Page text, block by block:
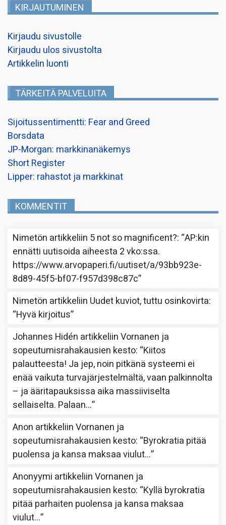
KIRJAUTUMINEN
Kirjaudu sivustolle
Kirjaudu ulos sivustolta
Artikkelin luonti
TÄRKEITÄ PALVELUITA
Sijoitussentimentti: Fear and Greed
Borsdata
JP-Morgan: markkinanäkemys
Short Register
Lipper: rahastot ja markkinat
KOMMENTIT
Nimetön artikkeliin 5 not so magnificent?: “AP:kin
ennätti uutisoida aiheesta 2 vko:ssa.
https://www.arvopaperi.fi/uutiset/a/93bb923e-
8d89-45f5-bf07-f957d398c87c”
Nimetön artikkeliin Uudet kuviot, tuttu osinkovirta:
“Hyvä kirjoitus”
Johannes Hidén artikkeliinVornanen ja
sopeutumisrahakausien kesto: “Kiitos
palautteesta! Ja jep, noin pitkänä systeemi ei
enää vaikuta turvajärjestelmältä, vaan palkinnolta
– ja ääritapauksissa aika massiiviselta
sellaiselta. Palaan…”
Anon artikkeliinVornanen ja
sopeutumisrahakausien kesto: “Byrokratia pitää
puolensa ja kansa maksaa viulut…”
Anonyymi artikkeliinVornanen ja
sopeutumisrahakausien kesto: “Kyllä byrokratia
pitää parhaiten puolensa ja kansa maksaa
viulut…”